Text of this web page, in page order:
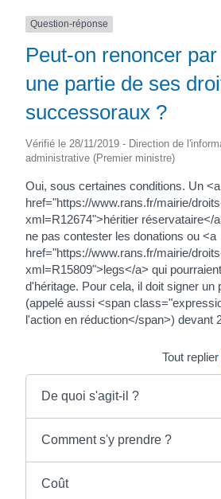
Question-réponse
Peut-on renoncer
une partie de ses
successoraux ?
Vérifié le 28/11/2019 - Direction de
administrative (Premier ministre)
Oui, sous certaines conditions. Un <a
href="https://www.rans.fr/mairie/
xml=R12674">héritier réservataire</
ne pas contester les donations ou <a
href="https://www.rans.fr/mairie/
xml=R15809">legs</a> qui
d'héritage. Pour cela, il doit signer
(appelé aussi <span
l'action en réduction</span>) devant
Tout replier
De quoi s'agit-il ?
Comment s'y prendre ?
Coût